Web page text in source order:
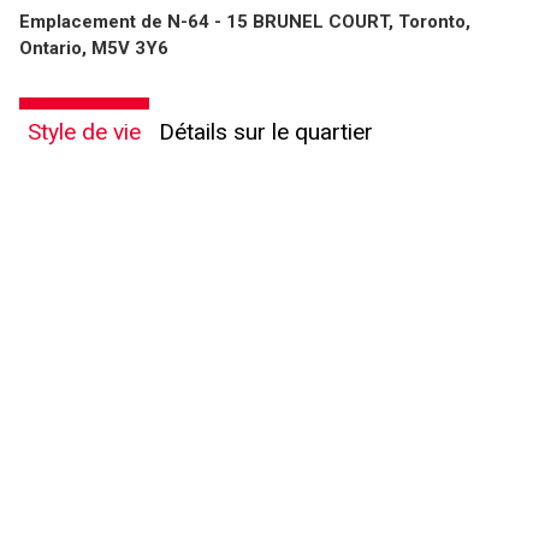
Emplacement de N-64 - 15 BRUNEL COURT, Toronto,
Ontario, M5V 3Y6
Style de vie Détails sur le quartier